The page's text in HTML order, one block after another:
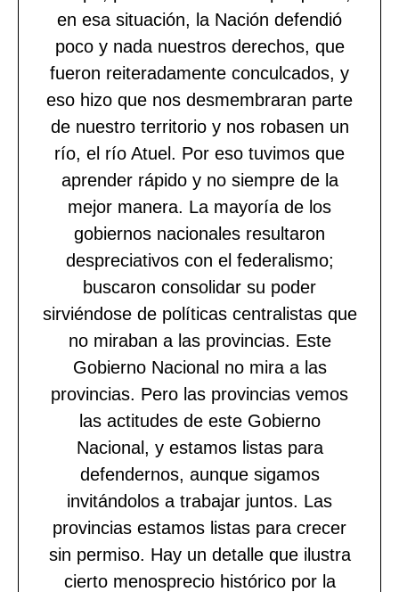
en esa situación, la Nación defendió
poco y nada nuestros derechos, que
fueron reiteradamente conculcados, y
eso hizo que nos desmembraran parte
de nuestro territorio y nos robasen un
río, el río Atuel. Por eso tuvimos que
aprender rápido y no siempre de la
mejor manera. La mayoría de los
gobiernos nacionales resultaron
despreciativos con el federalismo;
buscaron consolidar su poder
sirviéndose de políticas centralistas que
no miraban a las provincias. Este
Gobierno Nacional no mira a las
provincias. Pero las provincias vemos
las actitudes de este Gobierno
Nacional, y estamos listas para
defendernos, aunque sigamos
invitándolos a trabajar juntos. Las
provincias estamos listas para crecer
sin permiso. Hay un detalle que ilustra
cierto menosprecio histórico por la